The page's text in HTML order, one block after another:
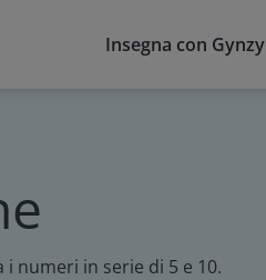
Insegna con Gynzy
numeri in serie di 5 e 10.